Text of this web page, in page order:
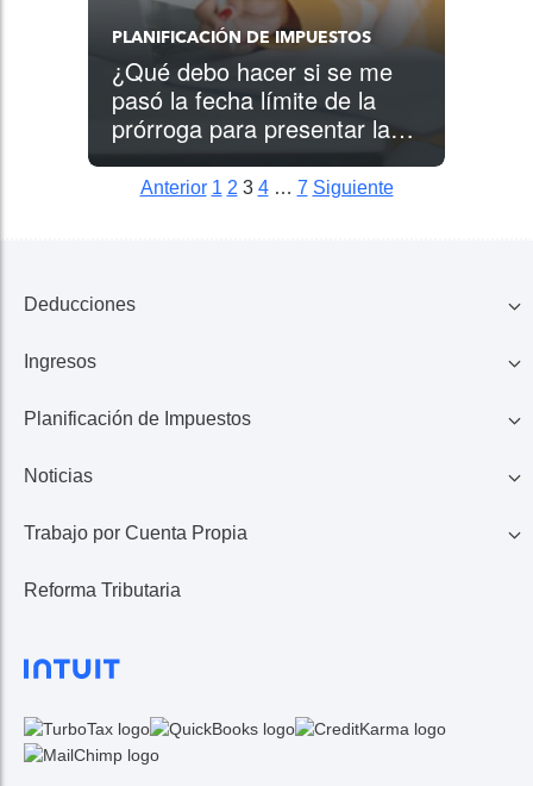
PLANIFICACIÓN DE IMPUESTOS
¿Qué debo hacer si se me
pasó la fecha límite de la
prórroga para presentar la
declaración de impuestos?
Posts pagination
Anterior 1 2 3 4 … 7 Siguiente
Deducciones
Familia
Educación
Ingresos
401K, IRA, Acciones
Ingresos de Negocio
Planificación de Impuestos
Ahorros
Calculadora de Impuestos
Noticias
Lo Último en Impuestos
Noticias TurboTax
Trabajo por Cuenta Propia
1099 MISC/K
Gastos
Reforma Tributaria